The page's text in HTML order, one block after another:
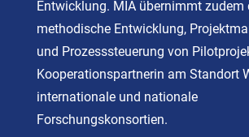
Entwicklung. MIA übernimmt zudem
methodische Entwicklung,
und Prozesssteuerung von
Kooperationspartnerin am Standort
internationale und nationale
Forschungskonsortien.